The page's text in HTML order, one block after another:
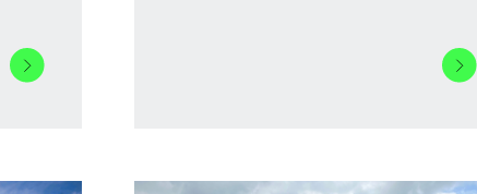
Lees
meer
realiseert
Lees
meer
2023